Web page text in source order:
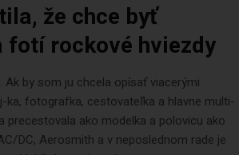
že chce byť
rockové hviezdy
by som ju chcela opísať viacerými
ka, fotografka, cestovateľka a hlavne multi-
ako modelka a polovicu ako
DC, Aerosmith a v neposlednom rade je